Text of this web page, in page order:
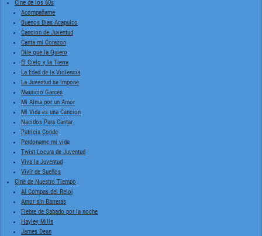
Cine de los 60s
Acompañame
Buenos Dias Acapulco
Cancion de Juventud
Canta mi Corazon
Dile que la Quiero
El Cielo y la Tierra
La Edad de la Violencia
La Juventud se Impone
Mauricio Garces
Mi Alma por un Amor
Mi Vida es una Cancion
Nacidos Para Cantar
Patricia Conde
Perdoname mi vida
Twist Locura de Juventud
Viva la Juventud
Vivir de Sueños
Cine de Nuestro Tiempo
Al Compas del Reloj
Amor sin Barreras
Fiebre de Sabado por la noche
Hayley Mills
James Dean